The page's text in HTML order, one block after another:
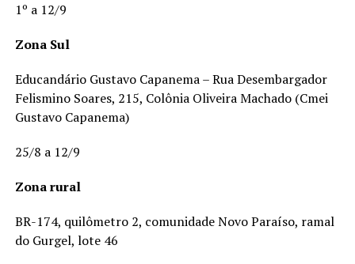
1º a 12/9
Zona Sul
Educandário Gustavo Capanema – Rua Desembargador
Felismino Soares, 215, Colônia Oliveira Machado (Cmei
Gustavo Capanema)
25/8 a 12/9
Zona rural
BR-174, quilômetro 2, comunidade Novo Paraíso, ramal
do Gurgel, lote 46